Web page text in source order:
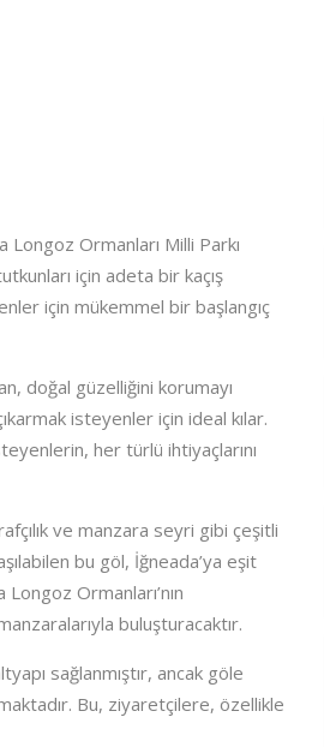
Ormanları Milli Parkı
için adeta bir kaçış
için mükemmel bir başlangıç
doğal güzelliğini korumayı
isteyenler için ideal kılar.
her türlü ihtiyaçlarını
ve manzara seyri gibi çeşitli
bu göl, İğneada’ya eşit
Ormanları’nın
buluşturacaktır.
sağlanmıştır, ancak göle
Bu, ziyaretçilere, özellikle